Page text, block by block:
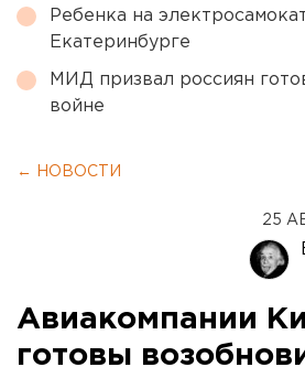
Ребенка на
Екатеринбурге
МИД призвал россиян
войне
← НОВОСТИ
25
Авиакомпании
готовы